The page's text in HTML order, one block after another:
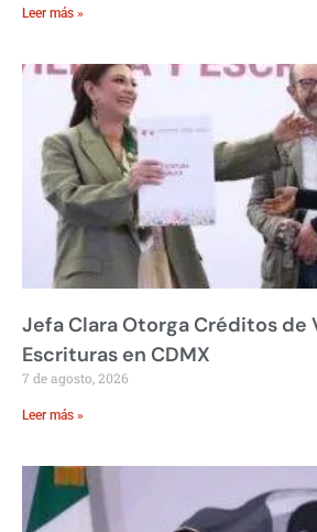
Leer más »
Jefa Clara Otorga Créditos de
Escrituras en CDMX
7 de agosto, 2026
Leer más »